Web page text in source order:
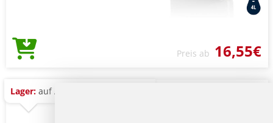
Preis ab 16,55€
Lager: auf Anfrage